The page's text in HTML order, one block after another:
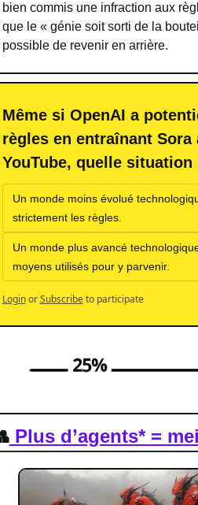
bien commis une infraction aux
que le « génie soit sorti de la
possible de revenir en arrière.
Même si OpenAI a
règles en entraînant Sora
YouTube, quelle situation
Un monde moins évolué
strictement les règles.
Un monde plus avancé
moyens utilisés pour y parvenir.
Login or Subscribe to participate
Plus d’agents* =